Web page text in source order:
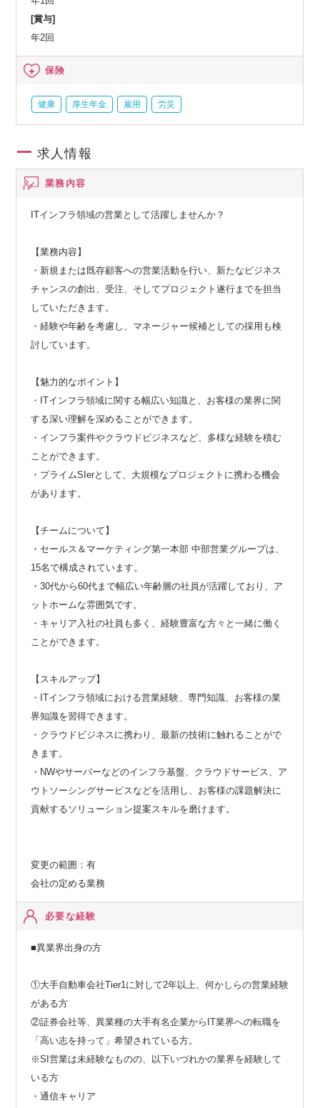
[賞与]
年2回
保険
健康 厚生年金 雇用 労災
求人情報
業務内容
ITインフラ領域の営業として活躍しませんか？
【業務内容】
・新規または既存顧客への営業活動を行い、新たなビジネス
チャンスの創出、受注、そしてプロジェクト遂行までを担当
していただきます。
・経験や年齢を考慮し、マネージャー候補としての採用も検
討しています。
【魅力的なポイント】
・ITインフラ領域に関する幅広い知識と、お客様の業界に関
する深い理解を深めることができます。
・インフラ案件やクラウドビジネスなど、多様な経験を積む
ことができます。
・プライムSIerとして、大規模なプロジェクトに携わる機会
があります。
【チームについて】
・セールス＆マーケティング第一本部 中部営業グループは、
15名で構成されています。
・30代から60代まで幅広い年齢層の社員が活躍しており、ア
ットホームな雰囲気です。
・キャリア入社の社員も多く、経験豊富な方々と一緒に働く
ことができます。
【スキルアップ】
・ITインフラ領域における営業経験、専門知識、お客様の業
界知識を習得できます。
・クラウドビジネスに携わり、最新の技術に触れることがで
きます。
・NWやサーバーなどのインフラ基盤、クラウドサービス、ア
ウトソーシングサービスなどを活用し、お客様の課題解決に
貢献するソリューション提案スキルを磨けます。
変更の範囲：有
会社の定める業務
必要な経験
■異業界出身の方
①大手自動車会社Tier1に対して2年以上、何かしらの営業経験
がある方
②証券会社等、異業種の大手有名企業からIT業界への転職を
「高い志を持って」希望されている方。
※SI営業は未経験なものの、以下いづれかの業界を経験して
いる方
・通信キャリア